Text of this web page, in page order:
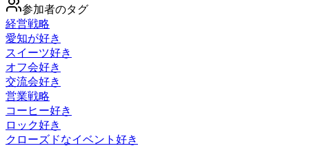
参加者のタグ
経営戦略
愛知が好き
スイーツ好き
オフ会好き
交流会好き
営業戦略
コーヒー好き
ロック好き
クローズドなイベント好き